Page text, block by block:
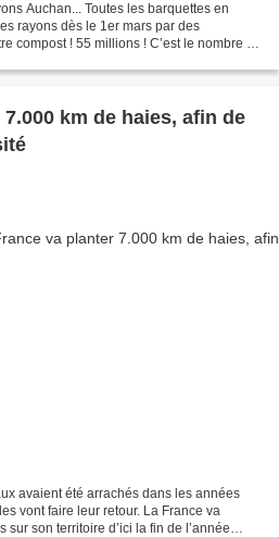
Auchan... Toutes les barquettes en
rayons dès le 1er mars par des
compost ! 55 millions ! C’est le nombre de
km de haies, afin de
avaient été arrachés dans les années
vont faire leur retour. La France va
son territoire d’ici la fin de l’année